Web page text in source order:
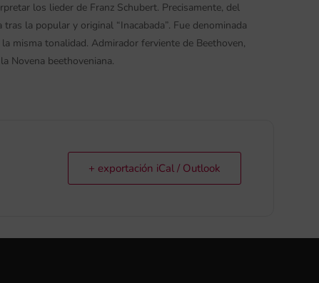
los lieder de Franz Schubert. Precisamente, del
la popular y original “Inacabada”. Fue denominada
misma tonalidad. Admirador ferviente de Beethoven,
Novena beethoveniana.
+ exportación iCal / Outlook